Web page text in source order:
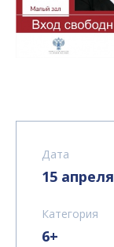
Дата
15 апреля
Категория
6+